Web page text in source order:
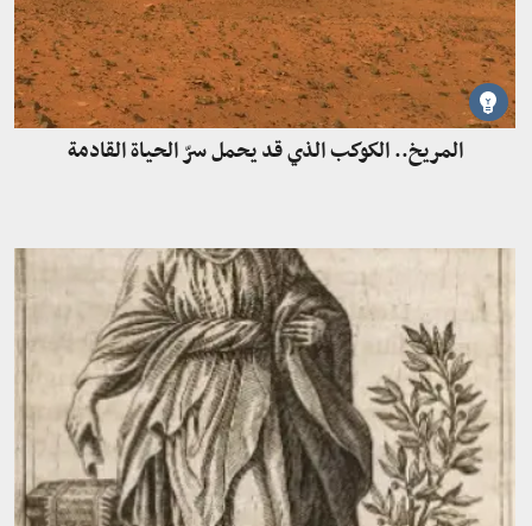
المريخ.. الكوكب الذي قد يحمل سرّ الحياة القادمة